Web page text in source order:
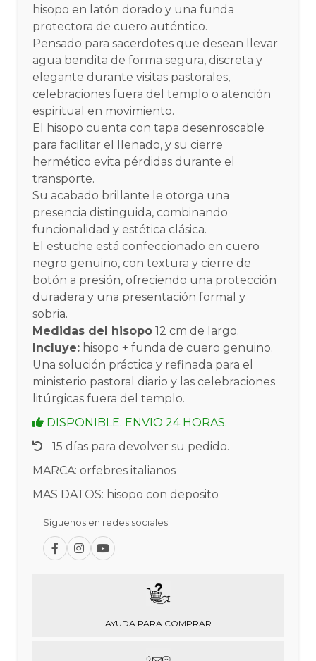
hisopo en latón dorado y una funda
protectora de cuero auténtico.
Pensado para sacerdotes que desean llevar
agua bendita de forma segura, discreta y
elegante durante visitas pastorales,
celebraciones fuera del templo o atención
espiritual en movimiento.
El hisopo cuenta con tapa desenroscable
para facilitar el llenado, y su cierre
hermético evita pérdidas durante el
transporte.
Su acabado brillante le otorga una
presencia distinguida, combinando
funcionalidad y estética clásica.
El estuche está confeccionado en cuero
negro genuino, con textura y cierre de
botón a presión, ofreciendo una protección
duradera y una presentación formal y
sobria.
Medidas del hisopo 12 cm de largo.
Incluye: hisopo + funda de cuero genuino.
Una solución práctica y refinada para el
ministerio pastoral diario y las celebraciones
litúrgicas fuera del templo.
DISPONIBLE. ENVIO 24 HORAS.
15 días para devolver su pedido.
MARCA: orfebres italianos
MAS DATOS: hisopo con deposito
Síguenos en redes sociales:
AYUDA PARA COMPRAR